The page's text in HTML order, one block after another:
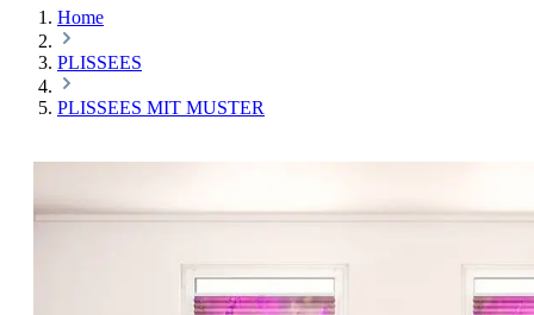
Home
PLISSEES
PLISSEES MIT MUSTER